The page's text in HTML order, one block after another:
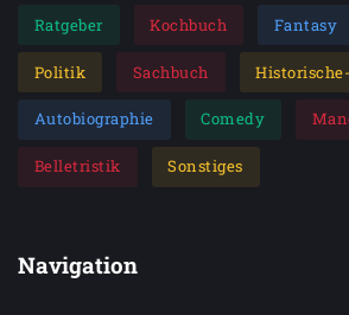
Ratgeber Kochbuch Fantasy
Politik Sachbuch
Autobiographie Comedy
Belletristik Sonstiges
Navigation